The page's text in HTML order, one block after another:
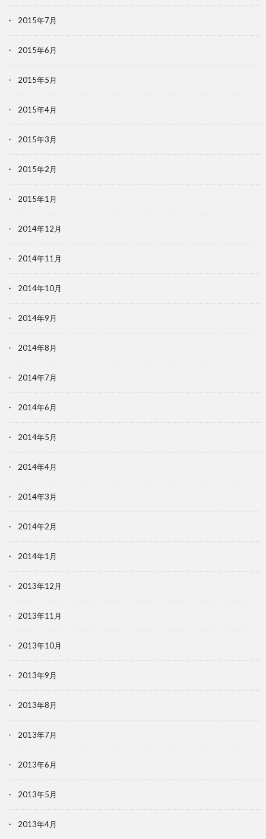
2015年7月
2015年6月
2015年5月
2015年4月
2015年3月
2015年2月
2015年1月
2014年12月
2014年11月
2014年10月
2014年9月
2014年8月
2014年7月
2014年6月
2014年5月
2014年4月
2014年3月
2014年2月
2014年1月
2013年12月
2013年11月
2013年10月
2013年9月
2013年8月
2013年7月
2013年6月
2013年5月
2013年4月